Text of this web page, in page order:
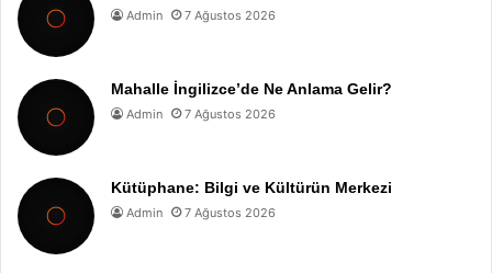
Admin 7 Ağustos 2026
Mahalle İngilizce’de Ne Anlama Gelir?
Admin 7 Ağustos 2026
Kütüphane: Bilgi ve Kültürün Merkezi
Admin 7 Ağustos 2026